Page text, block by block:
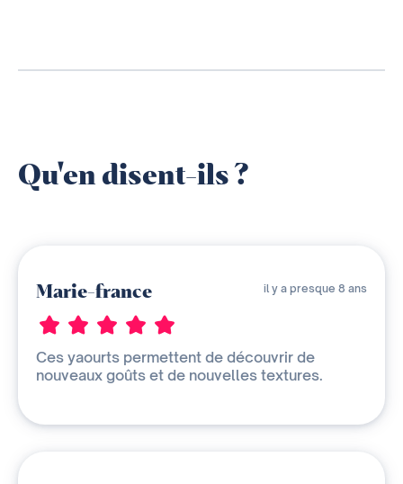
Qu'en disent-ils ?
Marie-france il y a presque 8 ans
Ces yaourts permettent de découvrir de
nouveaux goûts et de nouvelles textures.